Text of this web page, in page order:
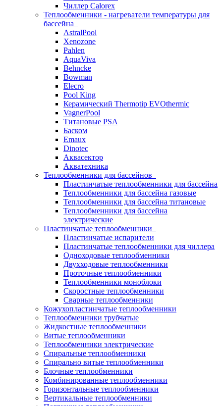
Чиллер Calorex
Теплообменники - нагреватели температуры для
бассейна
AstralPool
Xenozone
Pahlen
AquaViva
Behncke
Bowman
Elecro
Pool King
Керамический Thermotip EVOthermic
VagnerPool
Титановые PSA
Баском
Emaux
Dinotec
Аквасектор
Акватехника
Теплообменники для бассейнов
Пластинчатые теплообменники для бассейна
Теплообменники для бассейна газовые
Теплообменники для бассейна титановые
Теплообменники для бассейна
электрические
Пластинчатые теплообменники
Пластинчатые испарители
Пластинчатые теплообменники для чиллера
Одноходовые теплообменники
Двухходовые теплообменники
Проточные теплообменники
Теплообменники моноблоки
Скоростные теплообменники
Сварные теплообменники
Кожухопластинчатые теплообменники
Теплообменники трубчатые
Жидкостные теплообменники
Витые теплообменники
Теплообменники электрические
Спиральные теплообменники
Спирально витые теплообменники
Блочные теплообменники
Комбинированные теплообменники
Горизонтальные теплообменники
Вертикальные теплообменники